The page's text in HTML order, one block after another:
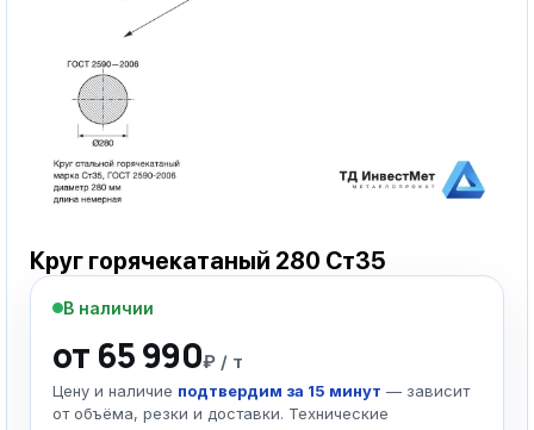
Круг горячекатаный 280 Ст35
В наличии
от 65 990₽ / т
Цену и наличие подтвердим за 15 минут — зависит
от объёма, резки и доставки. Технические